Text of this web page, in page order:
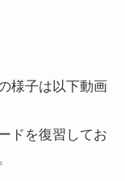
様子は以下動画
ドを復習してお